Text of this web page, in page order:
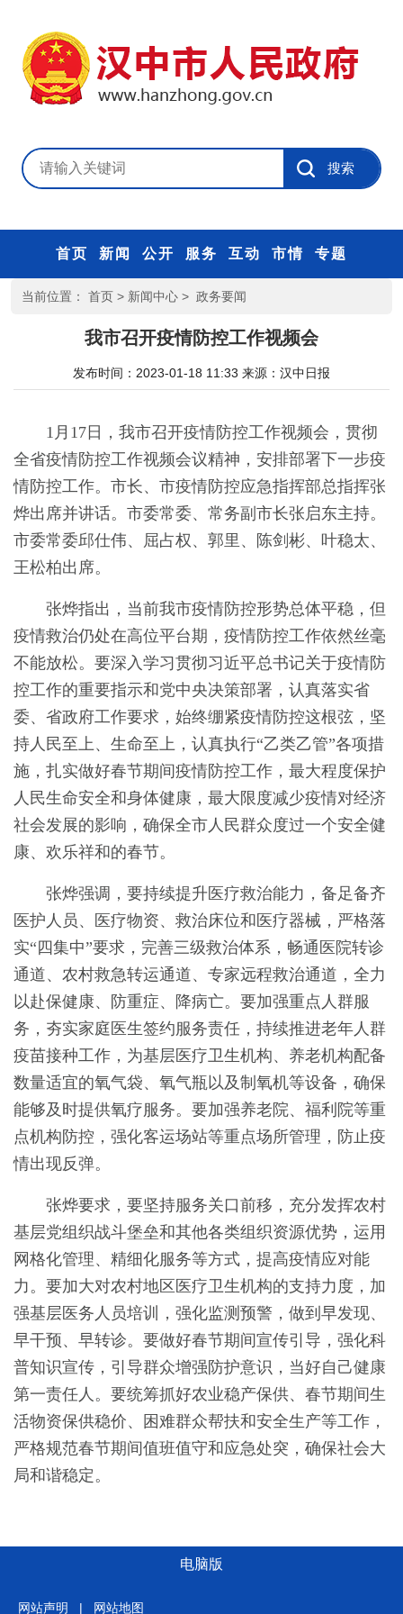
首页 新闻 公开 服务 互动 市情 专题
当前位置： 首页 > 新闻中心 > 政务要闻
我市召开疫情防控工作视频会
发布时间：2023-01-18 11:33 来源： 汉中日报
1月17日，我市召开疫情防控工作视频会，贯彻
全省疫情防控工作视频会议精神，安排部署下一步疫
情防控工作。市长、市疫情防控应急指挥部总指挥张
烨出席并讲话。市委常委、常务副市长张启东主持。
市委常委邱仕伟、屈占权、郭里、陈剑彬、叶稳太、
王松柏出席。
张烨指出，当前我市疫情防控形势总体平稳，但
疫情救治仍处在高位平台期，疫情防控工作依然丝毫
不能放松。要深入学习贯彻习近平总书记关于疫情防
控工作的重要指示和党中央决策部署，认真落实省
委、省政府工作要求，始终绷紧疫情防控这根弦，坚
持人民至上、生命至上，认真执行“乙类乙管”各项措
施，扎实做好春节期间疫情防控工作，最大程度保护
人民生命安全和身体健康，最大限度减少疫情对经济
社会发展的影响，确保全市人民群众度过一个安全健
康、欢乐祥和的春节。
张烨强调，要持续提升医疗救治能力，备足备齐
医护人员、医疗物资、救治床位和医疗器械，严格落
实“四集中”要求，完善三级救治体系，畅通医院转诊
通道、农村救急转运通道、专家远程救治通道，全力
以赴保健康、防重症、降病亡。要加强重点人群服
务，夯实家庭医生签约服务责任，持续推进老年人群
疫苗接种工作，为基层医疗卫生机构、养老机构配备
数量适宜的氧气袋、氧气瓶以及制氧机等设备，确保
能够及时提供氧疗服务。要加强养老院、福利院等重
点机构防控，强化客运场站等重点场所管理，防止疫
情出现反弹。
张烨要求，要坚持服务关口前移，充分发挥农村
基层党组织战斗堡垒和其他各类组织资源优势，运用
网格化管理、精细化服务等方式，提高疫情应对能
力。要加大对农村地区医疗卫生机构的支持力度，加
强基层医务人员培训，强化监测预警，做到早发现、
早干预、早转诊。要做好春节期间宣传引导，强化科
普知识宣传，引导群众增强防护意识，当好自己健康
第一责任人。要统筹抓好农业稳产保供、春节期间生
活物资保供稳价、困难群众帮扶和安全生产等工作，
严格规范春节期间值班值守和应急处突，确保社会大
局和谐稳定。
电脑版
网站声明 | 网站地图